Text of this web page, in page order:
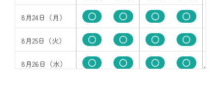
8月24日（月）
8月25日（火）
8月26日（水）